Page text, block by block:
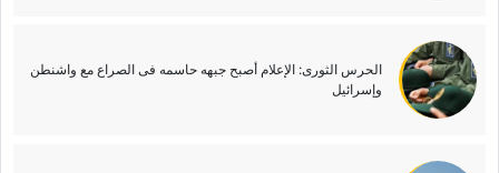
الحرس الثوری: الإعلام أصبح جبهه حاسمه فی الصراع مع واشنطن
وإسرائیل